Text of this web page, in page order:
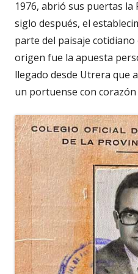
1976, abrió sus puertas la
siglo después, el
parte del paisaje cotidiano
origen fue la apuesta
llegado desde Utrera que
un portuense con